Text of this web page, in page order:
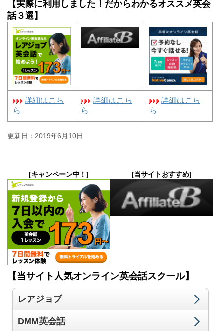
【実際に利用しました！だからわかるオススメ英会
話３選】
詳細はこち
ら
詳細はこち
ら
詳細はこち
ら
更新日： 2019年6月10日
[キャンペーン中！] [当サイトおすすめ]
【当サイト人気オンライン英会話スクール】
レアジョブ
DMM英会話